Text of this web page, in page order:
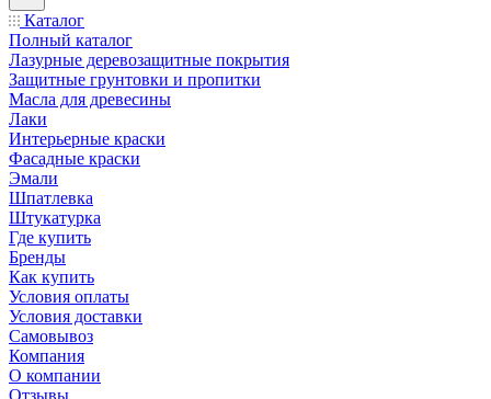
Каталог
Полный каталог
Лазурные деревозащитные покрытия
Защитные грунтовки и пропитки
Масла для древесины
Лаки
Интерьерные краски
Фасадные краски
Эмали
Шпатлевка
Штукатурка
Где купить
Бренды
Как купить
Условия оплаты
Условия доставки
Самовывоз
Компания
О компании
Отзывы